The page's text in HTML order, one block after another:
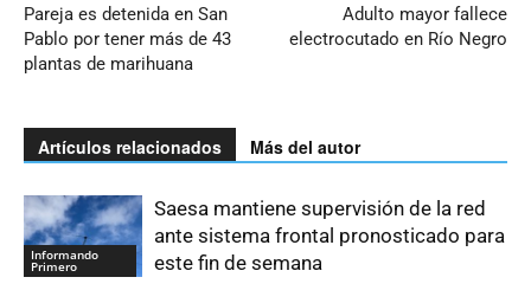
Pareja es detenida en San
Pablo por tener más de 43
plantas de marihuana
Adulto mayor fallece
electrocutado en Río Negro
Artículos relacionados Más del autor
Informando
Primero
Saesa mantiene supervisión de la red
ante sistema frontal pronosticado para
este fin de semana